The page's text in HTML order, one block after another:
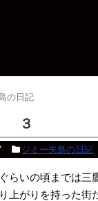
の日記
３
ジミー矢島の日記
らいの頃までは三
上がりを持った街